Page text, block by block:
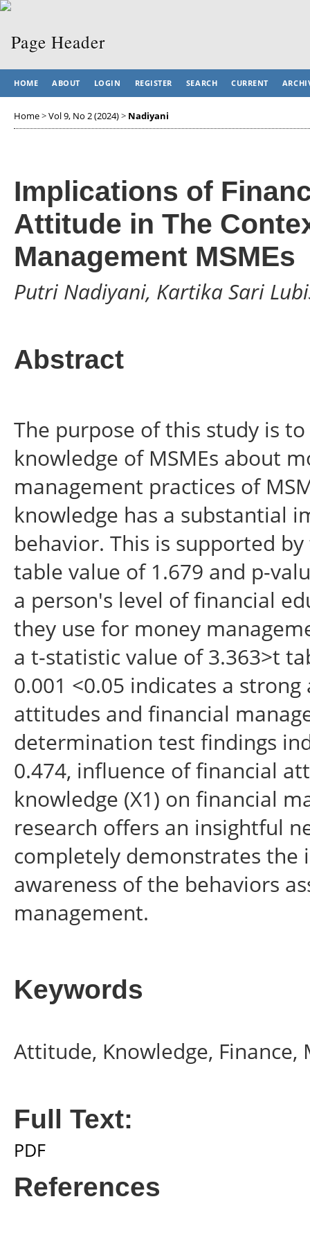
HOME ABOUT LOGIN REGISTER SEARCH CURRENT
Home>Vol 9, No 2 (2024)> Nadiyani
Implications of
Attitude in The
Management MSMEs
Putri Nadiyani, Kartika Sari
Abstract
The purpose of this study is
knowledge of MSMEs about
management practices of
knowledge has a substantial
behavior. This is supported
table value of 1.679 and p-
a person's level of financial
they use for money
a t-statistic value of 3.363>t
0.001 <0.05 indicates a
attitudes and financial
determination test findings
0.474, influence of financial
knowledge (X1) on financial
research offers an insightful
completely demonstrates
awareness of the behaviors
management.
Keywords
Attitude, Knowledge,
Full Text:
PDF
References